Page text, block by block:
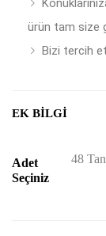
ürün tam size
Bizi tercih
EK BILGI
Adet
Seçiniz
48